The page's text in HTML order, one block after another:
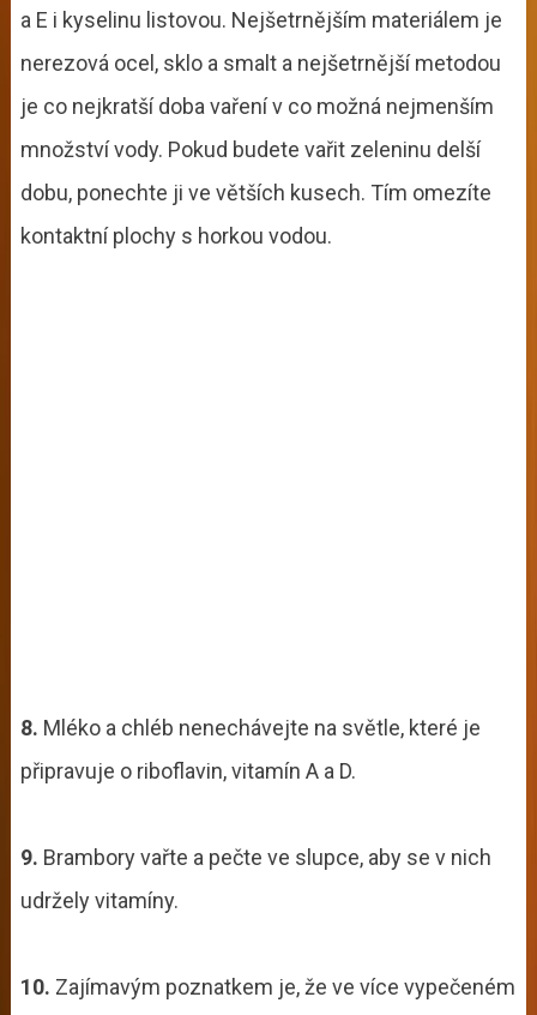
a E i kyselinu listovou. Nejšetrnějším materiálem je
nerezová ocel, sklo a smalt a nejšetrnější metodou
je co nejkratší doba vaření v co možná nejmenším
množství vody. Pokud budete vařit zeleninu delší
dobu, ponechte ji ve větších kusech. Tím omezíte
kontaktní plochy s horkou vodou.
8. Mléko a chléb nenechávejte na světle, které je
připravuje o riboflavin, vitamín A a D.
9. Brambory vařte a pečte ve slupce, aby se v nich
udržely vitamíny.
10. Zajímavým poznatkem je, že ve více vypečeném